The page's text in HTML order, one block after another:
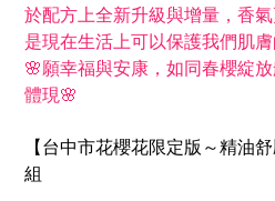
於配方上全新升級與增量，香
是現在生活上可以保護我們肌
🌸願幸福與安康，如同春櫻綻
體現🌸
【台中市花櫻花限定版～精油
組